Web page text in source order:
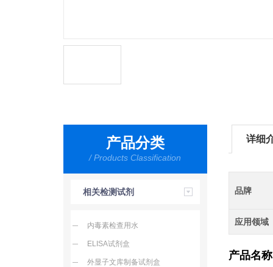
产品分类
/ Products Classification
相关检测试剂
内毒素检查用水
ELISA试剂盒
外显子文库制备试剂盒
详细
品牌
应用领域
产品名